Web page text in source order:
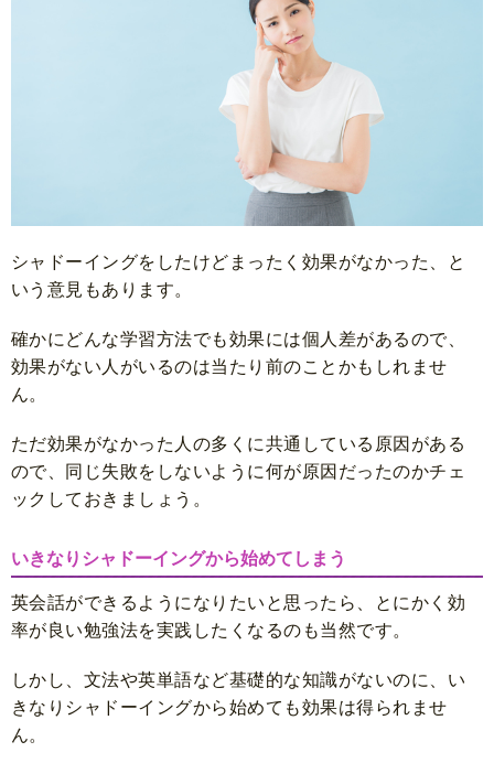
シャドーイングをしたけどまったく効果がなかった、と
いう意見もあります。
確かにどんな学習方法でも効果には個人差があるので、
効果がない人がいるのは当たり前のことかもしれませ
ん。
ただ効果がなかった人の多くに共通している原因がある
ので、同じ失敗をしないように何が原因だったのかチェ
ックしておきましょう。
いきなりシャドーイングから始めてしまう
英会話ができるようになりたいと思ったら、とにかく効
率が良い勉強法を実践したくなるのも当然です。
しかし、文法や英単語など基礎的な知識がないのに、い
きなりシャドーイングから始めても効果は得られませ
ん。